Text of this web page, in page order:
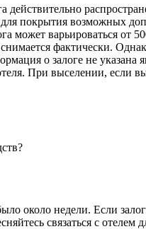
покрытия возможных
может варьироваться от
фактически.
о залоге не указана
При выселении, если
около недели. Если
связаться с отелем